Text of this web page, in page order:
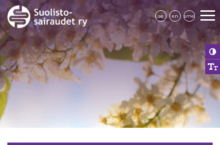
se en sme